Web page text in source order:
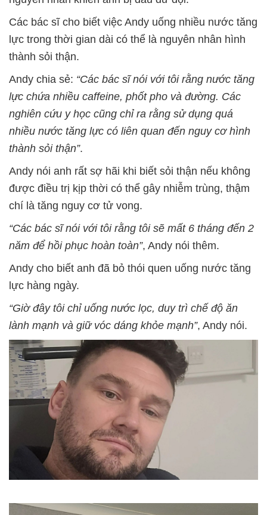
Các bác sĩ cho biết việc Andy uống nhiều nước tăng
lực trong thời gian dài có thể là nguyên nhân hình
thành sỏi thận.
Andy chia sẻ: “Các bác sĩ nói với tôi rằng nước tăng
lực chứa nhiều caffeine, phốt pho và đường. Các
nghiên cứu y học cũng chỉ ra rằng sử dụng quá
nhiều nước tăng lực có liên quan đến nguy cơ hình
thành sỏi thận”.
Andy nói anh rất sợ hãi khi biết sỏi thận nếu không
được điều trị kịp thời có thể gây nhiễm trùng, thậm
chí là tăng nguy cơ tử vong.
“Các bác sĩ nói với tôi rằng tôi sẽ mất 6 tháng đến 2
năm để hồi phục hoàn toàn”, Andy nói thêm.
Andy cho biết anh đã bỏ thói quen uống nước tăng
lực hàng ngày.
“Giờ đây tôi chỉ uống nước lọc, duy trì chế độ ăn
lành mạnh và giữ vóc dáng khỏe mạnh”, Andy nói.